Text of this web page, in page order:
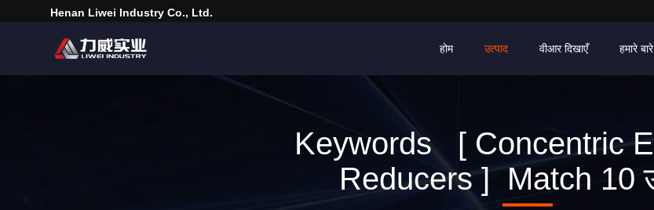
Henan Liwei Industry Co., Ltd.
होम उत्पाद वीआर दिखाएँ हमारे
Keywords [ Concentric
Reducers ] Match 10